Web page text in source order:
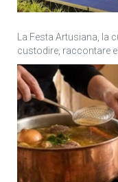
La Festa Artusiana,
custodire, raccontare